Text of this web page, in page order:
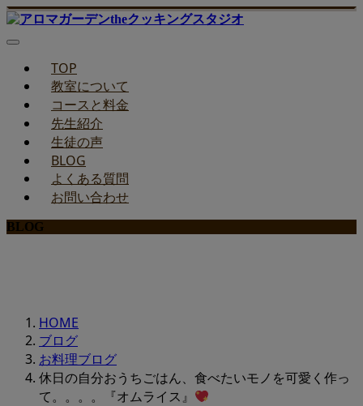
TOP
教室について
コースと料金
先生紹介
生徒の声
BLOG
よくある質問
お問い合わせ
BLOG
HOME
ブログ
お料理ブログ
休日の自分おうちごはん、食べたいモノを可愛く作っ
て。。。。『オムライス』